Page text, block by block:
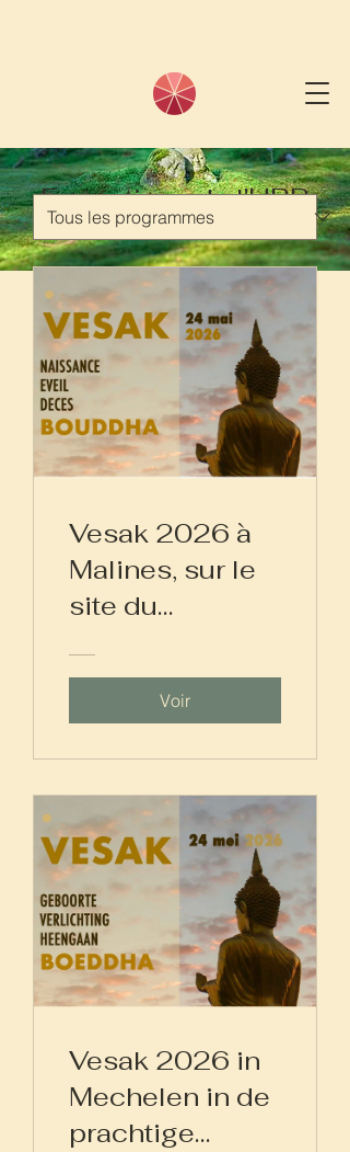
Formations de l'UBB
Vesak 2026 à
Malines, sur le
site du
temple
thaïlandais de
Wat
Dhammapateep
Voir
Vesak 2026 in
Mechelen in de
prachtige